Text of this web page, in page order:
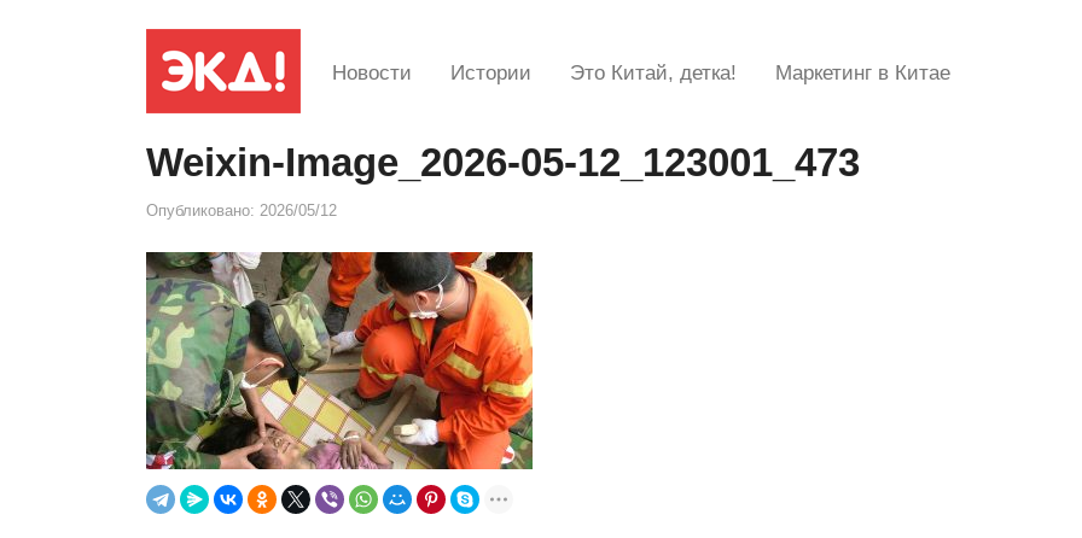
Новости Истории Это Китай, детка! Маркетинг в Китае
Weixin-Image_2026-05-12_123001_473
Опубликовано: 2026/05/12